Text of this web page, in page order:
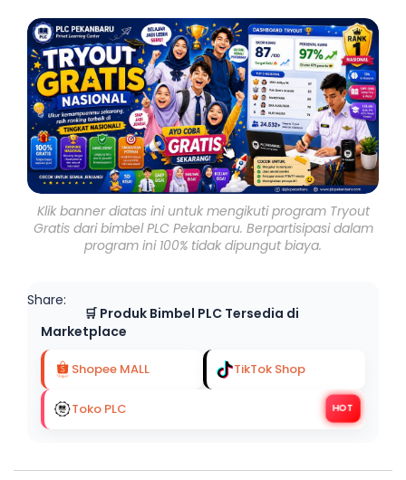
Klik banner diatas ini untuk mengikuti program Tryout
Gratis dari bimbel PLC Pekanbaru. Berpartisipasi dalam
program ini 100% tidak dipungut biaya.
Share:
🛒 Produk Bimbel PLC Tersedia di
Marketplace
Shopee MALL TikTok Shop
HOT
Toko PLC